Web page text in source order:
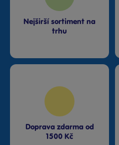
Nejširší sortiment na
trhu
Doprava zdarma od
1500 Kč